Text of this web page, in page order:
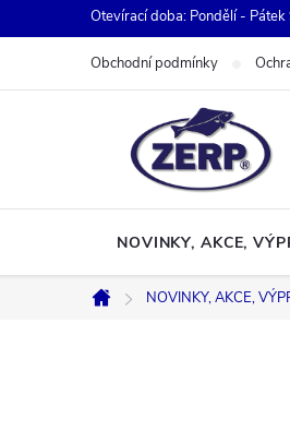
na
Otevírací doba: Pondělí -
Obchodní podmínky
NOVINKY, AKCE,
Domů
NOVINKY, AKCE,